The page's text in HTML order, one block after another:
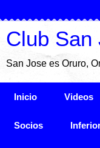
Club San
San Jose es Oruro,
Inicio Videos
Socios